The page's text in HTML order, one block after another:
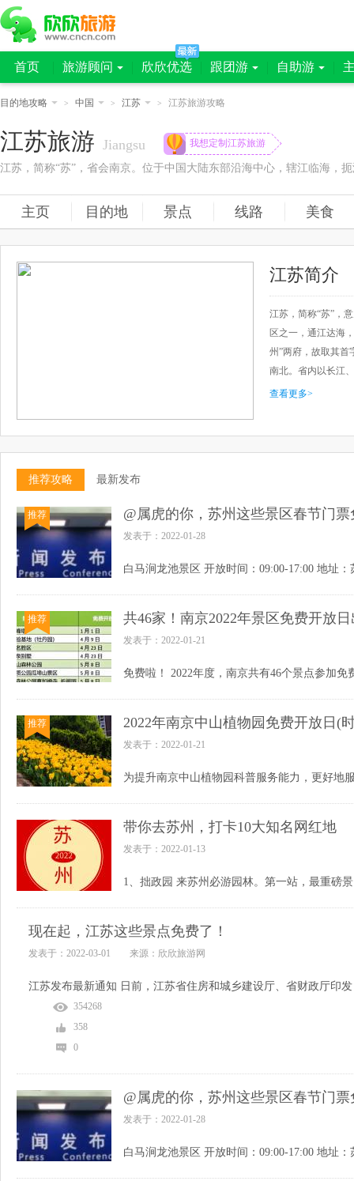
首页 旅游顾问 欣欣优选 跟团游 自助游
目的地攻略 > 中国 > 江苏 > 江苏旅游攻略
江苏旅游 Jiangsu 我想定制江苏旅游
主页 目的地 景点 线路 美食
江苏简介
江苏，简称“苏”，
区之一，通江达海
州”两府，故取其首
南北。省内以长江
查看更多>
推荐攻略 最新发布
推荐 @属虎的你，苏州这些景区春节门票
发表于：2022-01-28
推荐 共46家！南京2022年景区免费开放
发表于：2022-01-21
推荐 2022年南京中山植物园免费开放日(
发表于：2022-01-21
带你去苏州，打卡10大知名网红地
发表于：2022-01-13
现在起，江苏这些景点免费了！
发表于：2022-03-01 来源：欣欣旅游网
354268
358
0
@属虎的你，苏州这些景区春节门票
发表于：2022-01-28